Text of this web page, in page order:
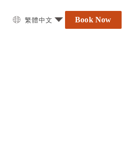
繁體中文 Book Now